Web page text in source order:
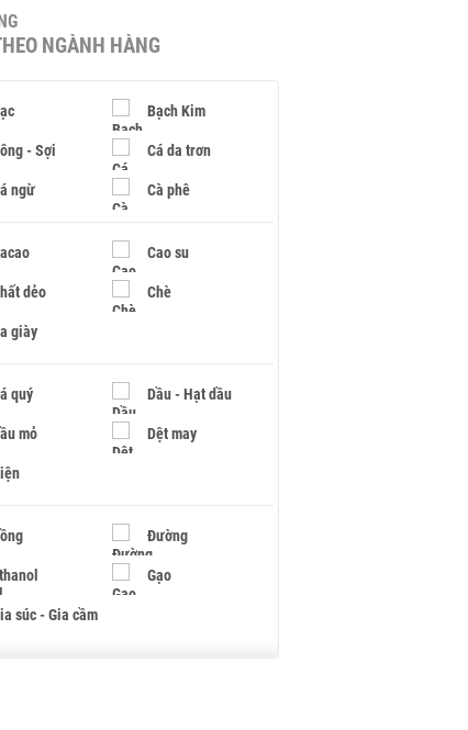
NGÀNH HÀNG
Bạch Kim
- Sợi Cá da trơn
ngừ Cà phê
Cao su
dẻo Chè
giày
quý Dầu - Hạt dầu
mỏ Dệt may
Đường
Gạo
súc - Gia cầm